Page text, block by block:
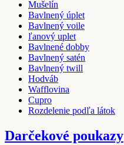
Mušelín
Bavlnený úplet
Bavlnený voile
ľanový uplet
Bavlnené dobby
Bavlnený satén
Bavlnený twill
Hodváb
Wafflovina
Cupro
Rozdelenie podľa látok
Darčekové poukazy